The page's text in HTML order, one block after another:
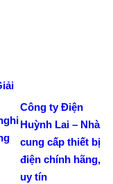
Công ty Điện
Huỳnh Lai – Nhà
cung cấp thiết bị
điện chính hãng,
uy tín